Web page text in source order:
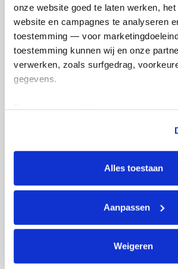
onze website goed te laten werken,
website en campagnes te analyseren
toestemming — voor
toestemming kunnen wij en onze
verwerken, zoals surfgedrag,
gegevens.
tonen. Je kunt je toestemming op elk
intrekken via Cookie instellingen
lijst met cookies is te vinden in het
Alles toestaan
Aanpassen
Weigeren
en betaal €0.75 extra.
Doneer nu
Word lid van ons
Gilian's badges